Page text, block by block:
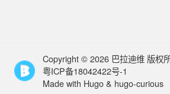
Copyright ©2026 巴拉迪维 版权
粤ICP备18042422号-1
Made with Hugo& hugo-curious